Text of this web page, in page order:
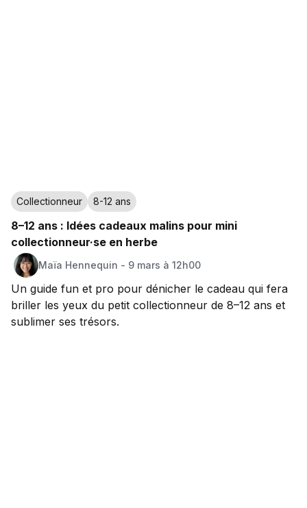
Collectionneur 8-12 ans
8–12 ans : Idées cadeaux malins pour mini
collectionneur·se en herbe
Maïa Hennequin - 9 mars à 12h00
Un guide fun et pro pour dénicher le cadeau qui fera
briller les yeux du petit collectionneur de 8–12 ans et
sublimer ses trésors.